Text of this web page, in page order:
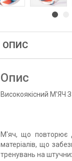
ОПИС
Опис
Високоякісний М'ЯЧ
М'яч, що повторює
матеріалів, що
тренувань на